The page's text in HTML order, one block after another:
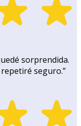
sorprendida.
repetiré seguro.”